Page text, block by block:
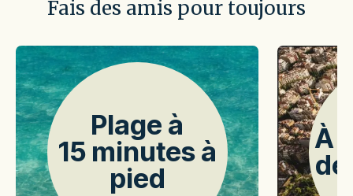
Fais des amis pour toujours
Plage à
15 minutes à
pied
À